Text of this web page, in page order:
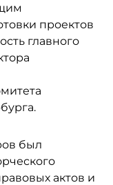
проектов
главного
был
актов и